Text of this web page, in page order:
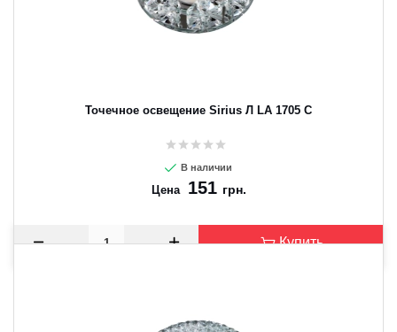
Точечное освещение Sirius Л LA 1705 C
В наличии
Цена 151 грн.
Купить